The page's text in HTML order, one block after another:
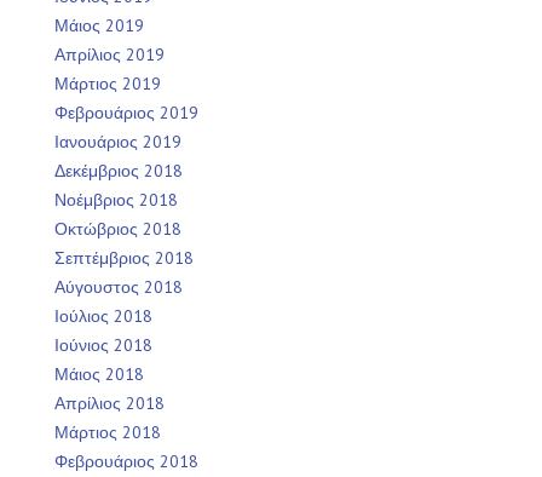
Μάιος 2019
Απρίλιος 2019
Μάρτιος 2019
Φεβρουάριος 2019
Ιανουάριος 2019
Δεκέμβριος 2018
Νοέμβριος 2018
Οκτώβριος 2018
Σεπτέμβριος 2018
Αύγουστος 2018
Ιούλιος 2018
Ιούνιος 2018
Μάιος 2018
Απρίλιος 2018
Μάρτιος 2018
Φεβρουάριος 2018